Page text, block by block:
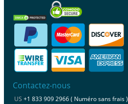
Contactez-nous
US +1 833 909 2966 ( Numéro sans frais )